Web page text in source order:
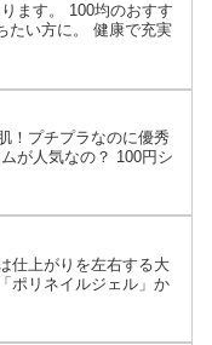
ます。 100均のおすす
たい方に。 健康で充実
！プチプラなのに優秀
が人気なの？ 100円シ
仕上がりを左右する大
ポリネイルジェル」か